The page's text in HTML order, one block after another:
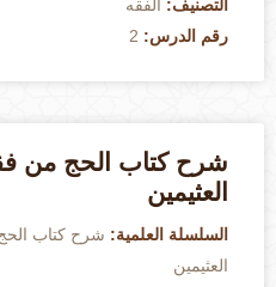
التصنيف:الفقه
رقم الدرس:2
شرح كتاب الحج من
العثيمين
السلسلة العلمية:شرح كتاب الحج
العثيمين